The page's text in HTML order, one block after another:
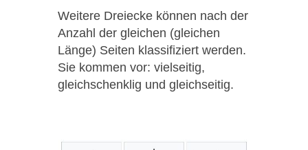
Weitere Dreiecke können nach der
Anzahl der gleichen (gleichen
Länge) Seiten klassifiziert werden.
Sie kommen vor: vielseitig,
gleichschenklig und gleichseitig.